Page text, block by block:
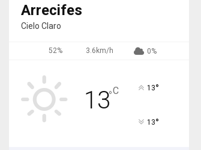
Arrecifes
Cielo Claro
52% 3.6km/h 0%
13°C 13°
13°